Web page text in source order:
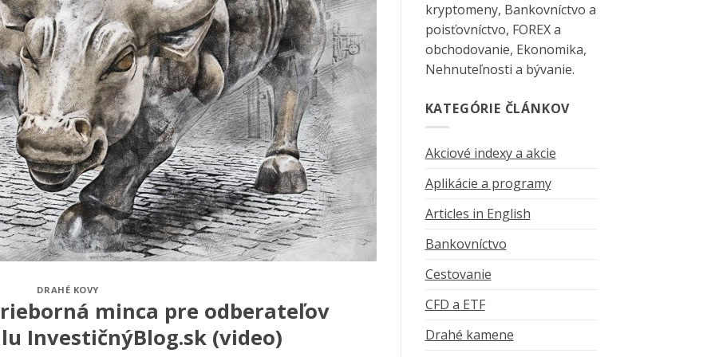
DRAHÉ KOVY
minca pre odberateľov
InvestičnýBlog.sk (video)
kryptomeny, Bankovníctvo a
poisťovníctvo, FOREX a
obchodovanie, Ekonomika,
Nehnuteľnosti a bývanie.
KATEGÓRIE ČLÁNKOV
Akciové indexy a akcie
Aplikácie a programy
Articles in English
Bankovníctvo
Cestovanie
CFD a ETF
Drahé kamene